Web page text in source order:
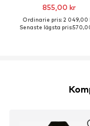
855,00 kr
Ordinarie pris: 2 049,00
Senaste lägsta pris: